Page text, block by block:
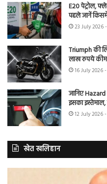
E20 पेट्रोल,
पहले जानें
23 July 2026
Triumph की
लाख रुपये
16 July 2026
जानिए
इसका इस्तेमाल,
12 July 2026
खेत खलिहान